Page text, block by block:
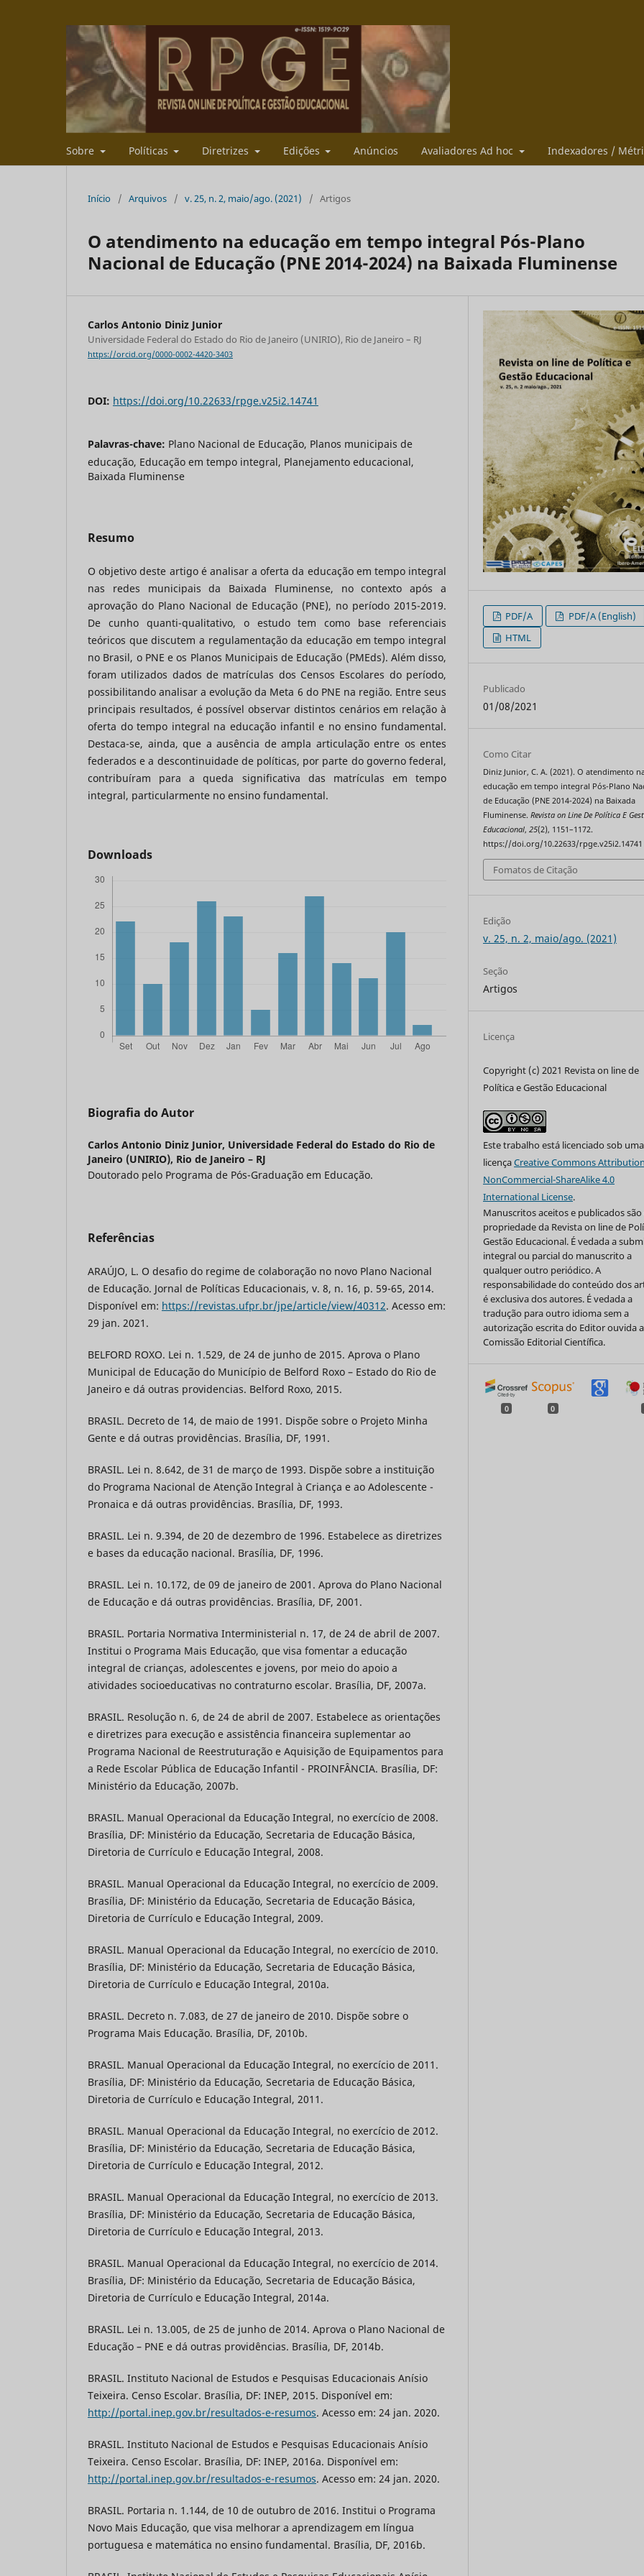
Sobre Políticas Diretrizes Edições Anúncios Avaliadores Ad hoc Indexadores /
Início / Arquivos / v. 25, n. 2, maio/ago. (2021) / Artigos
O atendimento na educação em tempo integral Pós-Plano
Nacional de Educação (PNE 2014-2024) na Baixada Fluminense
Carlos Antonio Diniz Junior
Universidade Federal do Estado do Rio de Janeiro (UNIRIO), Rio de Janeiro – RJ
https://orcid.org/0000-0002-4420-3403
DOI: https://doi.org/10.22633/rpge.v25i2.14741
Palavras-chave: Plano Nacional de Educação, Planos municipais de
educação, Educação em tempo integral, Planejamento educacional,
Baixada Fluminense
Resumo
O objetivo deste artigo é analisar a oferta da educação em tempo integral
nas redes municipais da Baixada Fluminense, no contexto após a
aprovação do Plano Nacional de Educação (PNE), no período 2015-2019.
De cunho quanti-qualitativo, o estudo tem como base referenciais
teóricos que discutem a regulamentação da educação em tempo integral
no Brasil, o PNE e os Planos Municipais de Educação (PMEds). Além disso,
foram utilizados dados de matrículas dos Censos Escolares do período,
possibilitando analisar a evolução da Meta 6 do PNE na região. Entre seus
principais resultados, é possível observar distintos cenários em relação à
oferta do tempo integral na educação infantil e no ensino fundamental.
Destaca-se, ainda, que a ausência de ampla articulação entre os entes
federados e a descontinuidade de políticas, por parte do governo federal,
contribuíram para a queda significativa das matrículas em tempo
integral, particularmente no ensino fundamental.
Downloads
Biografia do Autor
Carlos Antonio Diniz Junior, Universidade Federal do Estado do Rio de
Janeiro (UNIRIO), Rio de Janeiro – RJ
Doutorado pelo Programa de Pós-Graduação em Educação.
Referências
ARAÚJO, L. O desafio do regime de colaboração no novo Plano Nacional
de Educação. Jornal de Políticas Educacionais, v. 8, n. 16, p. 59-65, 2014.
Disponível em: https://revistas.ufpr.br/jpe/article/view/40312. Acesso em:
29 jan. 2021.
BELFORD ROXO. Lei n. 1.529, de 24 de junho de 2015. Aprova o Plano
Municipal de Educação do Município de Belford Roxo – Estado do Rio de
Janeiro e dá outras providencias. Belford Roxo, 2015.
BRASIL. Decreto de 14, de maio de 1991. Dispõe sobre o Projeto Minha
Gente e dá outras providências. Brasília, DF, 1991.
BRASIL. Lei n. 8.642, de 31 de março de 1993. Dispõe sobre a instituição
do Programa Nacional de Atenção Integral à Criança e ao Adolescente -
Pronaica e dá outras providências. Brasília, DF, 1993.
BRASIL. Lei n. 9.394, de 20 de dezembro de 1996. Estabelece as diretrizes
e bases da educação nacional. Brasília, DF, 1996.
BRASIL. Lei n. 10.172, de 09 de janeiro de 2001. Aprova do Plano Nacional
de Educação e dá outras providências. Brasília, DF, 2001.
BRASIL. Portaria Normativa Interministerial n. 17, de 24 de abril de 2007.
Institui o Programa Mais Educação, que visa fomentar a educação
integral de crianças, adolescentes e jovens, por meio do apoio a
atividades socioeducativas no contraturno escolar. Brasília, DF, 2007a.
BRASIL. Resolução n. 6, de 24 de abril de 2007. Estabelece as orientações
e diretrizes para execução e assistência financeira suplementar ao
Programa Nacional de Reestruturação e Aquisição de Equipamentos para
a Rede Escolar Pública de Educação Infantil - PROINFÂNCIA. Brasília, DF:
Ministério da Educação, 2007b.
BRASIL. Manual Operacional da Educação Integral, no exercício de 2008.
Brasília, DF: Ministério da Educação, Secretaria de Educação Básica,
Diretoria de Currículo e Educação Integral, 2008.
BRASIL. Manual Operacional da Educação Integral, no exercício de 2009.
Brasília, DF: Ministério da Educação, Secretaria de Educação Básica,
Diretoria de Currículo e Educação Integral, 2009.
BRASIL. Manual Operacional da Educação Integral, no exercício de 2010.
Brasília, DF: Ministério da Educação, Secretaria de Educação Básica,
Diretoria de Currículo e Educação Integral, 2010a.
BRASIL. Decreto n. 7.083, de 27 de janeiro de 2010. Dispõe sobre o
Programa Mais Educação. Brasília, DF, 2010b.
BRASIL. Manual Operacional da Educação Integral, no exercício de 2011.
Brasília, DF: Ministério da Educação, Secretaria de Educação Básica,
Diretoria de Currículo e Educação Integral, 2011.
BRASIL. Manual Operacional da Educação Integral, no exercício de 2012.
Brasília, DF: Ministério da Educação, Secretaria de Educação Básica,
Diretoria de Currículo e Educação Integral, 2012.
BRASIL. Manual Operacional da Educação Integral, no exercício de 2013.
Brasília, DF: Ministério da Educação, Secretaria de Educação Básica,
Diretoria de Currículo e Educação Integral, 2013.
BRASIL. Manual Operacional da Educação Integral, no exercício de 2014.
Brasília, DF: Ministério da Educação, Secretaria de Educação Básica,
Diretoria de Currículo e Educação Integral, 2014a.
BRASIL. Lei n. 13.005, de 25 de junho de 2014. Aprova o Plano Nacional de
Educação – PNE e dá outras providências. Brasília, DF, 2014b.
BRASIL. Instituto Nacional de Estudos e Pesquisas Educacionais Anísio
Teixeira. Censo Escolar. Brasília, DF: INEP, 2015. Disponível em:
http://portal.inep.gov.br/resultados-e-resumos. Acesso em: 24 jan. 2020.
BRASIL. Instituto Nacional de Estudos e Pesquisas Educacionais Anísio
Teixeira. Censo Escolar. Brasília, DF: INEP, 2016a. Disponível em:
http://portal.inep.gov.br/resultados-e-resumos. Acesso em: 24 jan. 2020.
BRASIL. Portaria n. 1.144, de 10 de outubro de 2016. Institui o Programa
Novo Mais Educação, que visa melhorar a aprendizagem em língua
portuguesa e matemática no ensino fundamental. Brasília, DF, 2016b.
PDF/A
PDF/A (English)
HTML
Publicado
01/08/2021
Como Citar
Diniz Junior, C. A. (2021). O atendimento
educação em tempo integral Pós-Plano
de Educação (PNE 2014-2024) na Baixada
Fluminense.Revista on Line De Política E
Educacional,25(2), 1151–1172.
https://doi.org/10.22633/rpge.v25i2.14741
Fomatos de Citação
Edição
v. 25, n. 2, maio/ago. (2021)
Seção
Artigos
Licença
Copyright (c) 2021 Revista on line de
Política e Gestão Educacional
Este trabalho está licenciado sob uma
licençaCreative Commons
NonCommercial-ShareAlike 4.0
International License.
Manuscritos aceitos e publicados são
propriedade da Revista on line de
Gestão Educacional. É vedada a
integral ou parcial do manuscrito a
qualquer outro periódico. A
responsabilidade do conteúdo dos
é exclusiva dos autores. É vedada a
tradução para outro idioma sem a
autorização escrita do Editor ouvida a
Comissão Editorial Científica.
0 0